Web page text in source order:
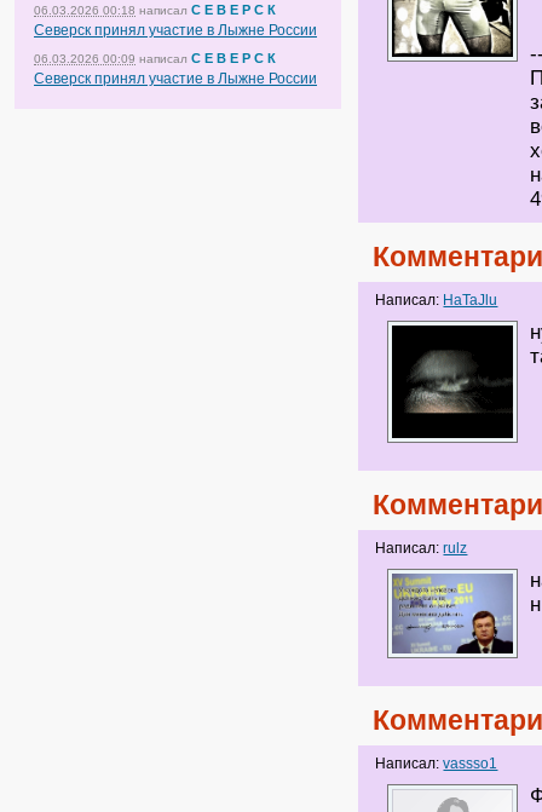
06.03.2026 00:18 написал С Е В Е Р С К
Северск принял участие в Лыжне России
06.03.2026 00:09 написал С Е В Е Р С К
Северск принял участие в Лыжне России
Написал: HaTaJlu
Написал:rulz
Написал:vassso1